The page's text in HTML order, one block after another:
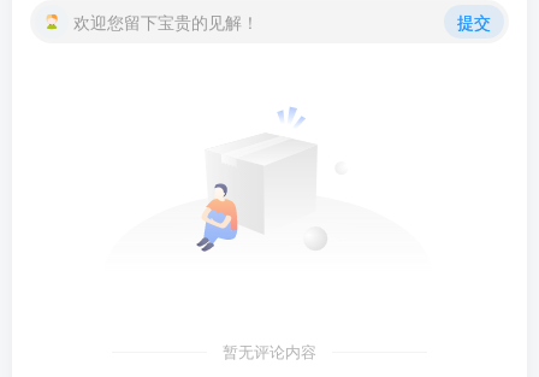
欢迎您留下宝贵的见解！ 提交
暂无评论内容